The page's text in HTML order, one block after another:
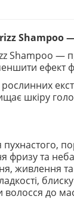
Shampoo
Shampoo —
ефект
шкіру
фризу та
живлення
волосся до